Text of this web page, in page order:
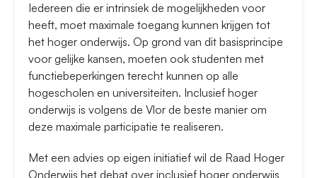
Iedereen die er intrinsiek de mogelijkheden voor
heeft, moet maximale toegang kunnen krijgen tot
het hoger onderwijs. Op grond van dit basisprincipe
voor gelijke kansen, moeten ook studenten met
functiebeperkingen terecht kunnen op alle
hogescholen en universiteiten. Inclusief hoger
onderwijs is volgens de Vlor de beste manier om
deze maximale participatie te realiseren.
Met een advies op eigen initiatief wil de Raad Hoger
Onderwijs het debat over inclusief hoger onderwijs